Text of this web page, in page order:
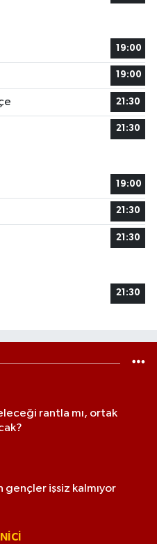
19:00
19:00
21:30
21:30
19:00
21:30
21:30
21:30
rantla mı, ortak
gençler işsiz kalmıyor